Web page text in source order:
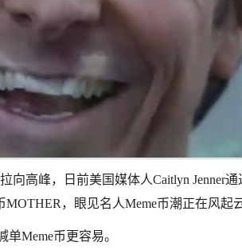
向高峰，日前美国媒体人Caitlyn Jenner通
MOTHER，眼见名人Meme币潮正在风起
单Meme币更容易。